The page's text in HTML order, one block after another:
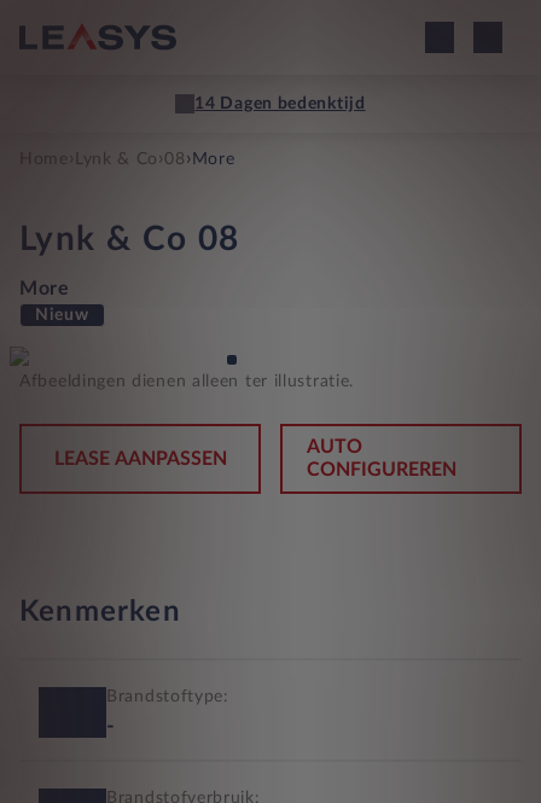
14 Dagen bedenktijd
Home Lynk & Co › 08 › More
Lynk & Co 08
More
Nieuw
Afbeeldingen dienen alleen ter illustratie.
LEASE AANPASSEN
AUTO
CONFIGUREREN
Kenmerken
Brandstoftype:
-
Brandstofverbruik: